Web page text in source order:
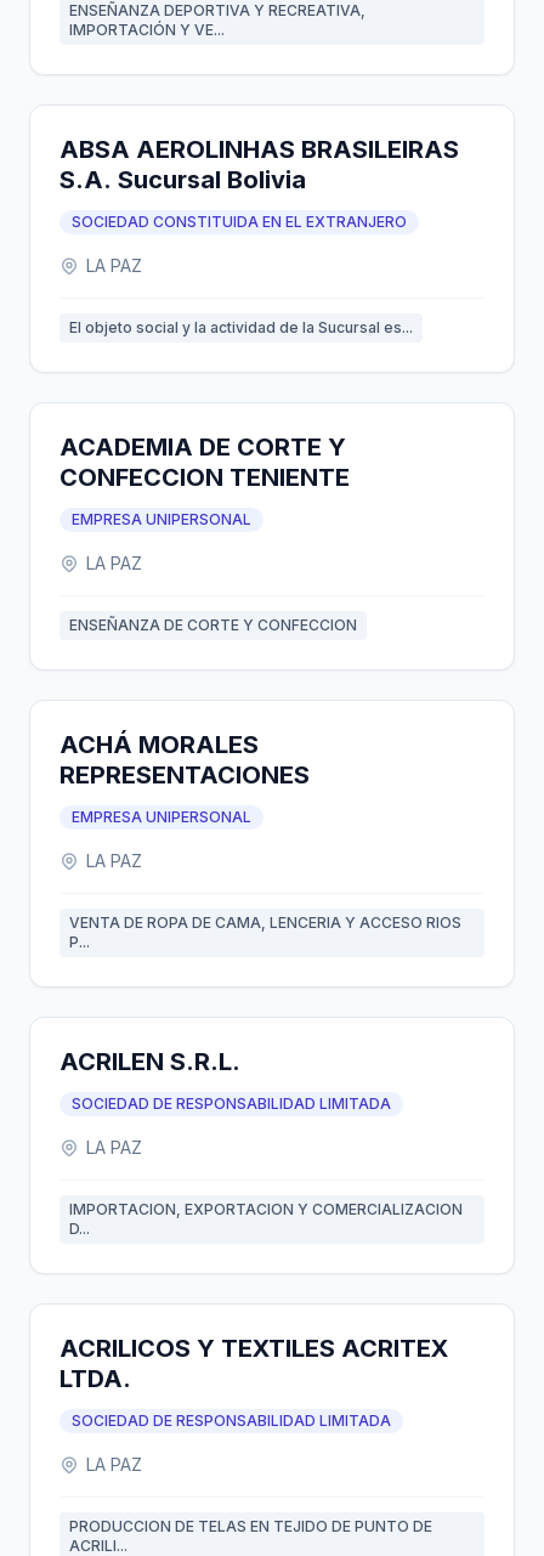
ENSEÑANZA DEPORTIVA Y RECREATIVA,
IMPORTACIÓN Y VE...
ABSA AEROLINHAS BRASILEIRAS
S.A. Sucursal Bolivia
SOCIEDAD CONSTITUIDA EN EL EXTRANJERO
LA PAZ
El objeto social y la actividad de la Sucursal es...
ACADEMIA DE CORTE Y
CONFECCION TENIENTE
EMPRESA UNIPERSONAL
LA PAZ
ENSEÑANZA DE CORTE Y CONFECCION
ACHÁ MORALES
REPRESENTACIONES
EMPRESA UNIPERSONAL
LA PAZ
VENTA DE ROPA DE CAMA, LENCERIA Y ACCESO RIOS
P...
ACRILEN S.R.L.
SOCIEDAD DE RESPONSABILIDAD LIMITADA
LA PAZ
IMPORTACION, EXPORTACION Y COMERCIALIZACION
D...
ACRILICOS Y TEXTILES ACRITEX
LTDA.
SOCIEDAD DE RESPONSABILIDAD LIMITADA
LA PAZ
PRODUCCION DE TELAS EN TEJIDO DE PUNTO DE
ACRILI...